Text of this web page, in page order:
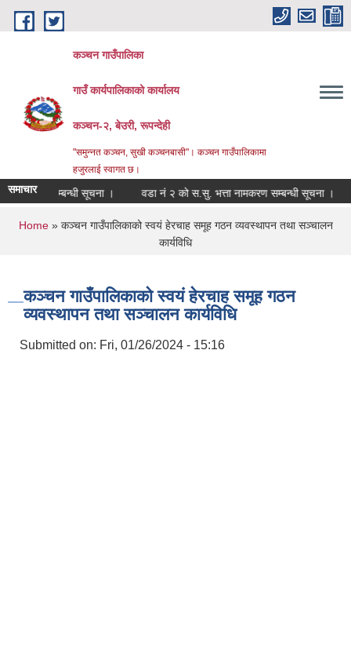
Skip to main content
कञ्चन गाउँपालिका
गाउँ कार्यपालिकाको कार्यालय
कञ्‍चन-२, बेउरी, रूपन्देही
"समुन्‍नत कञ्‍चन, सुखी कञ्‍चनबासी"। कञ्चन गाउँपालिकामा
हजुरलाई स्वागत छ।
समाचारसम्बन्धी सूचना । वडा नं २ को स.सु. भत्ता नामकरण सम्बन्धी सूचना ।
You are here
Home» कञ्चन गाउँपालिकाको स्वयं हेरचाह समूह गठन व्यवस्थापन तथा सञ्चालन
कार्यविधि
कञ्चन गाउँपालिकाको स्वयं हेरचाह समूह गठन
व्यवस्थापन तथा सञ्चालन कार्यविधि
Submitted on: Fri, 01/26/2024 - 15:16